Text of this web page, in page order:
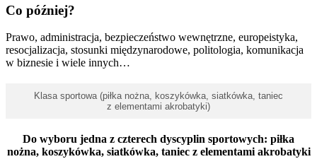
Co później?
Prawo, administracja, bezpieczeństwo wewnętrzne, europeistyka,
resocjalizacja, stosunki międzynarodowe, politologia, komunikacja
w biznesie i wiele innych…
Klasa sportowa (piłka nożna, koszykówka, siatkówka, taniec
z elementami akrobatyki)
Do wyboru jedna z czterech dyscyplin sportowych: piłka
nożna, koszykówka, siatkówka, taniec z elementami akrobatyki